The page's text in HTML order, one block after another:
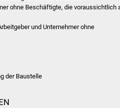
ohne Beschäftigte, die voraussichtlich
und Unternehmer ohne
der Baustelle